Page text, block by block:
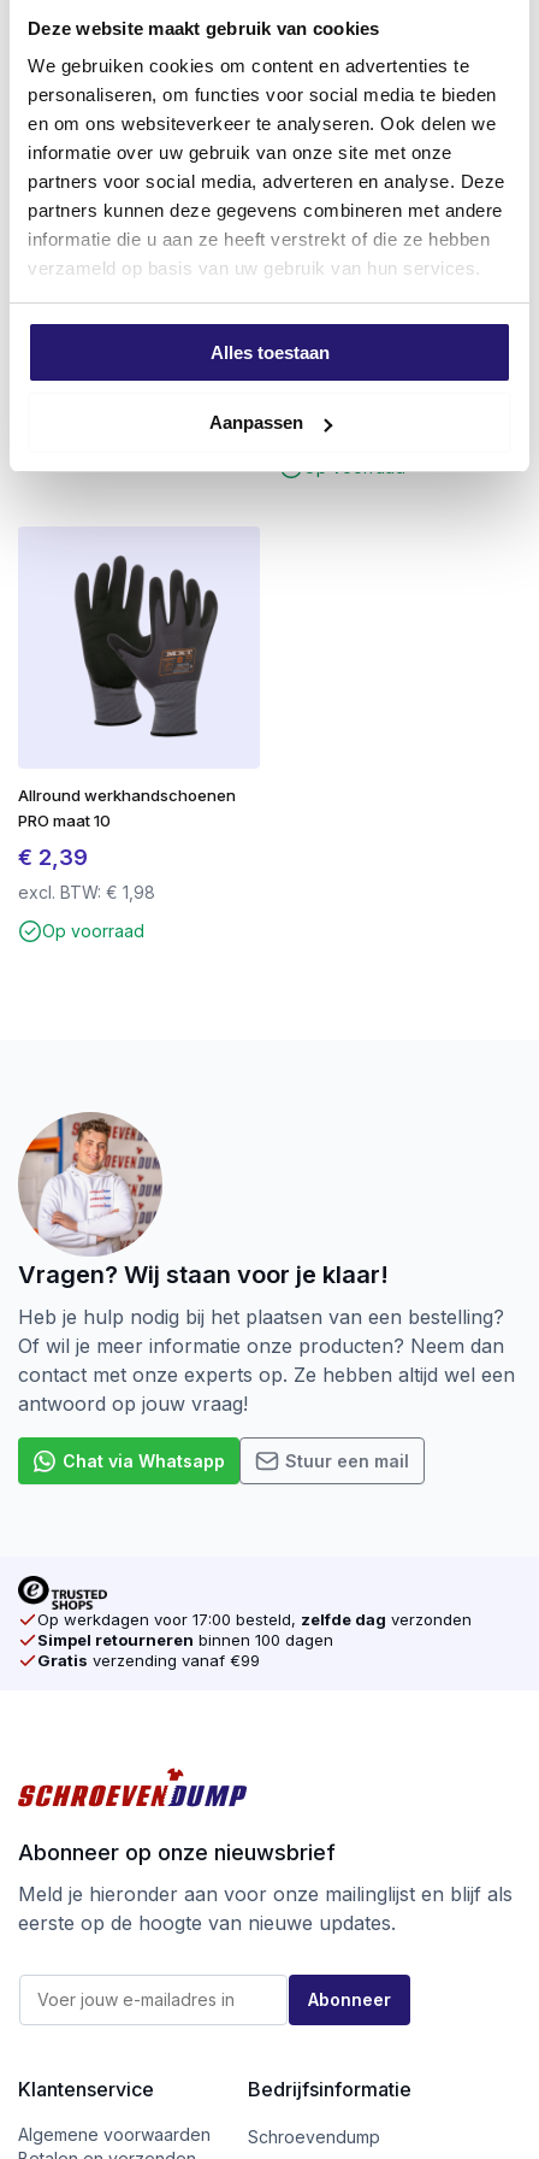
Deze website maakt gebruik van cookies
We gebruiken cookies om content en advertenties te
personaliseren, om functies voor social media te bieden
en om ons websiteverkeer te analyseren. Ook delen we
informatie over uw gebruik van onze site met onze
partners voor social media, adverteren en analyse. Deze
partners kunnen deze gegevens combineren met andere
informatie die u aan ze heeft verstrekt of die ze hebben
verzameld op basis van uw gebruik van hun services.
Alles toestaan
Aanpassen
Gehard staal en verenstaal
Titaan en legeringen
Gietijzer
Metaallegeringen met hoge treksterkte
Schroevendump TX-20 25mm
titanium
Schroevendump
vlonderschroeven RVS 410 4,0
x 40 200stuks TX-15
excl. BTW:
Op voorraad
Allround werkhandschoenen
PRO maat 10
€ 2,39
excl. BTW: € 1,98
Op voorraad
Vragen? Wij staan voor je klaar!
Heb je hulp nodig bij het plaatsen van een bestelling?
Of wil je meer informatie onze producten? Neem dan
contact met onze experts op. Ze hebben altijd wel een
antwoord op jouw vraag!
Chat via Whatsapp Stuur een mail
Op werkdagen voor 17:00 besteld, zelfde dag verzonden
Simpel retourneren binnen 100 dagen
Gratis verzending vanaf €99
Abonneer op onze nieuwsbrief
Meld je hieronder aan voor onze mailinglijst en blijf als
eerste op de hoogte van nieuwe updates.
a
*
E
m
l
Abonneer
Klantenservice
Algemene voorwaarden
Bedrijfsinformatie
Schroevendump